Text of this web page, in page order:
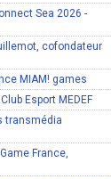
Sea 2026 -
cofondateur
MIAM! games
Esport MEDEF
transmédia
France,